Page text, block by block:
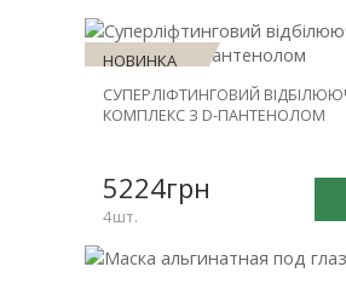
НОВИНКА
ЗНИЖКА
СУПЕРЛІФТИНГОВИЙ
КОМПЛЕКС З D-ПАНТЕНОЛОМ
5224грн
4шт.